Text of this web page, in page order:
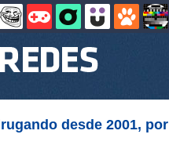
desde 2001, por